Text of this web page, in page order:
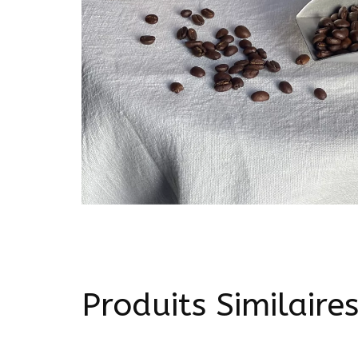
Produits Similaires